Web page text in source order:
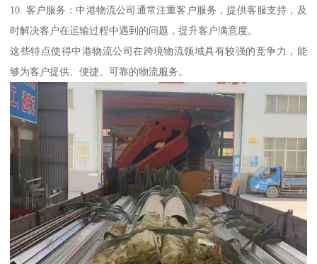
10. 客户服务：中港物流公司通常注重客户服务，提供客服支持，及
时解决客户在运输过程中遇到的问题，提升客户满意度。
这些特点使得中港物流公司在跨境物流领域具有较强的竞争力，能
够为客户提供、便捷、可靠的物流服务。